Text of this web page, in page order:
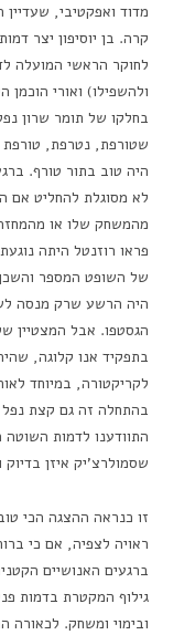
מדוד ואפקטיבי,
קרה. בן יוסיפון יצר
לחוקר הראשי המועלה
ולהשפילו) ואורי
בחלקו של תומר שרון
שטורפת, נטרפת,
היה טוב בתור טורף.
לא מסוגלת להחליט אם
מהמשחק שלו או
פראו רוזנטל היתה
של השופט המספר והשכן
היה הרשע שרק מנסה
הגסטפו. אבל המצטיין
בתפקיד אנו קלוגה,
לקריקטורה, במיוחד
בהתחלה זה גם קצת
התוודענו לדמות
שסמולרצ'יק איזן בדיוק
זו כנראה ההצגה הכי
ראויה לצפיה, אם כי
ברגעים האנושיים
גילוף המקטרת בדמות
ובימוי ומשחק. לכאורה